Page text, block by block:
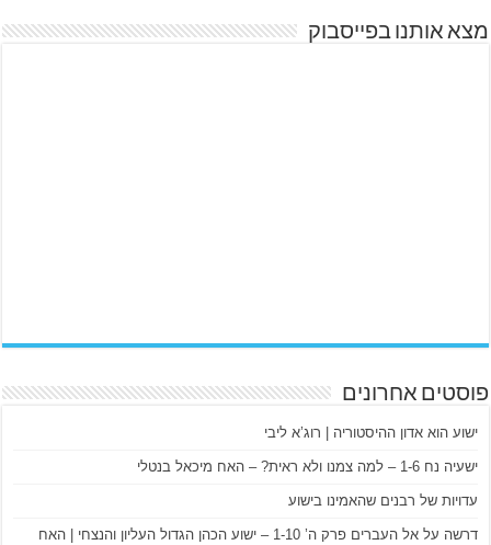
מצא אותנו בפייסבוק
פוסטים אחרונים
ישוע הוא אדון ההיסטוריה | רוג’א ליבי
ישעיה נח 1-6 – למה צמנו ולא ראית? – האח מיכאל בנטלי
עדויות של רבנים שהאמינו בישוע
דרשה על אל העברים פרק ה’ 1-10 – ישוע הכהן הגדול העליון והנצחי | האח